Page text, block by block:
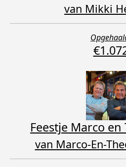
van Mikki
Feestje Marco
van Marco-En-